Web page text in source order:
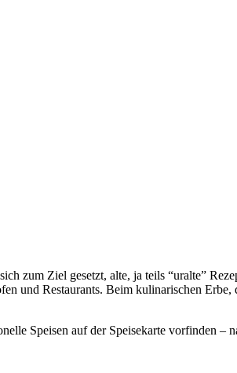
zum Ziel gesetzt, alte, ja teils “uralte”
und Restaurants. Beim kulinarischen
Speisen auf der Speisekarte vorfinden –